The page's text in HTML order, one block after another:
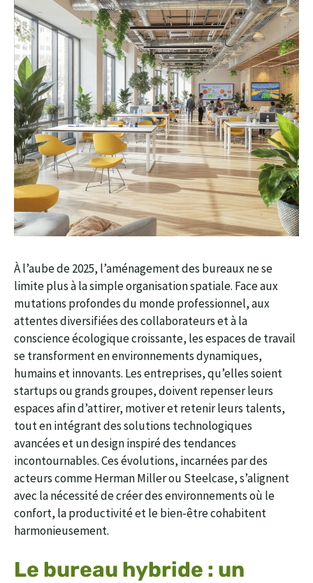
À l’aube de 2025, l’aménagement des bureaux ne se
limite plus à la simple organisation spatiale. Face aux
mutations profondes du monde professionnel, aux
attentes diversifiées des collaborateurs et à la
conscience écologique croissante, les espaces de travail
se transforment en environnements dynamiques,
humains et innovants. Les entreprises, qu’elles soient
startups ou grands groupes, doivent repenser leurs
espaces afin d’attirer, motiver et retenir leurs talents,
tout en intégrant des solutions technologiques
avancées et un design inspiré des tendances
incontournables. Ces évolutions, incarnées par des
acteurs comme Herman Miller ou Steelcase, s’alignent
avec la nécessité de créer des environnements où le
confort, la productivité et le bien-être cohabitent
harmonieusement.
Le bureau hybride : un